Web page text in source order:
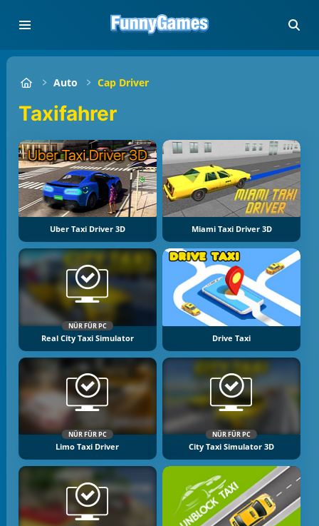
Auto Cap Driver
Taxifahrer
Uber Taxi Driver 3D Miami Taxi Driver 3D
NÜR FÜR PC
Real City Taxi Simulator Drive Taxi
NÜR FÜR PC
Limo Taxi Driver
NÜR FÜR PC
City Taxi Simulator 3D